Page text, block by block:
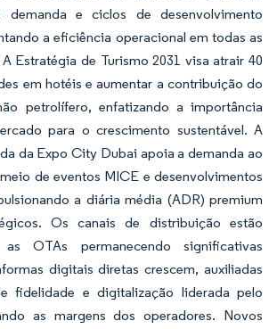
demanda e ciclos de desenvolvimento
a eficiência operacional em todas as
Estratégia de Turismo 2031 visa atrair 40
em hotéis e aumentar a contribuição do
petrolífero, enfatizando a importância
para o crescimento sustentável. A
da Expo City Dubai apoia a demanda ao
de eventos MICE e desenvolvimentos
a diária média (ADR) premium
Os canais de distribuição estão
OTAs permanecendo significativas
digitais diretas crescem, auxiliadas
fidelidade e digitalização liderada pelo
as margens dos operadores. Novos